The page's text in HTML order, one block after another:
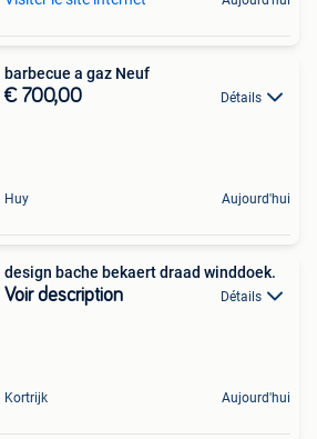
barbecue a gaz Neuf
€ 700,00 Détails
Huy Aujourd'hui
design bache bekaert draad winddoek.
Voir description Détails
Kortrijk Aujourd'hui